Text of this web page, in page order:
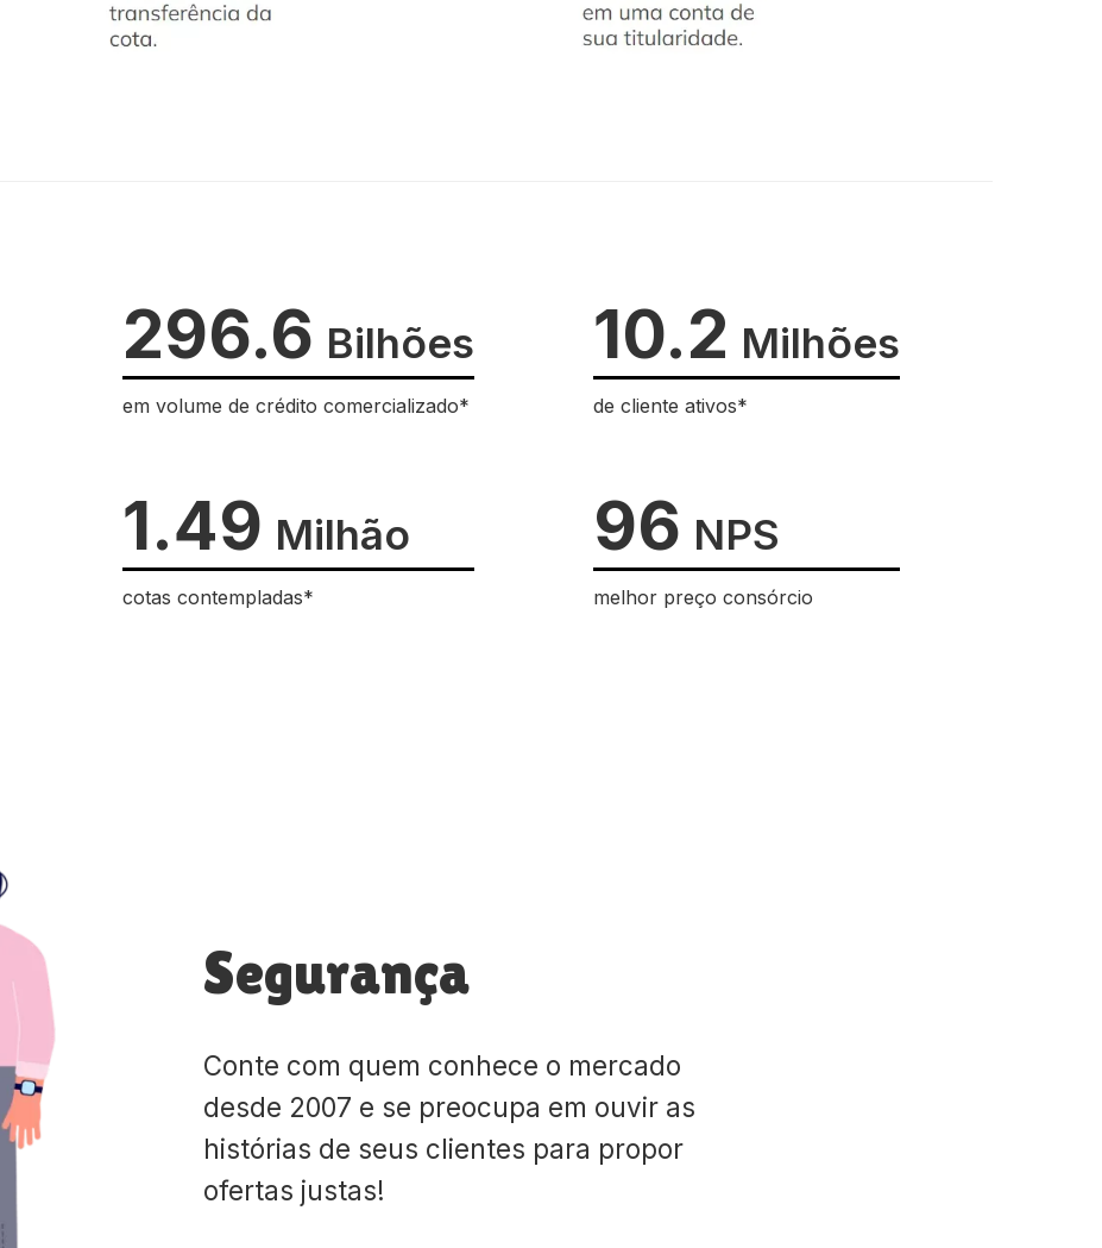
296.6 Bilhões
em volume de crédito comercializado*
10.2 Milhões
de cliente ativos*
1.49 Milhão
cotas contempladas*
96 NPS
melhor preço consórcio
Segurança
Conte com quem conhece o mercado
desde 2007 e se preocupa em ouvir as
histórias de seus clientes para propor
ofertas justas!